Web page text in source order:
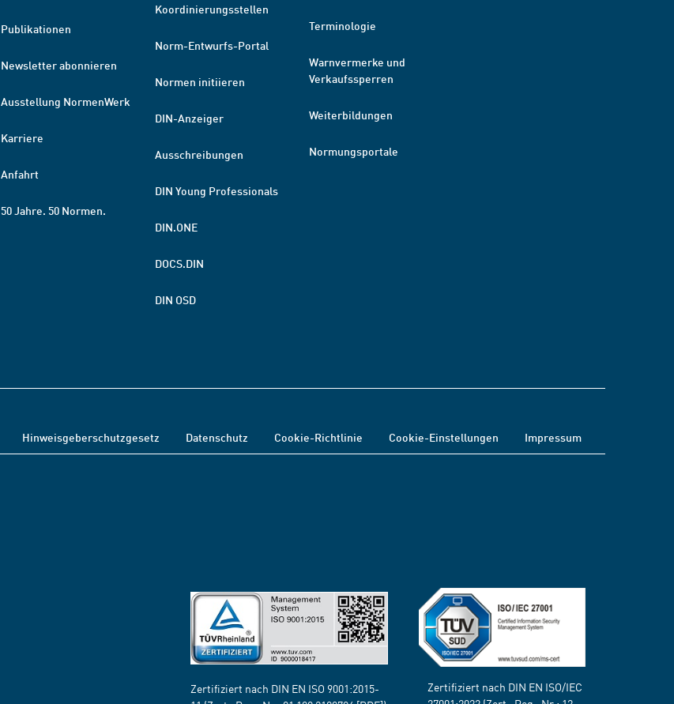
Publikationen
Newsletter abonnieren
Ausstellung NormenWerk
Karriere
Anfahrt
50 Jahre. 50 Normen.
Koordinierungsstellen
Norm-Entwurfs-Portal
Normen initiieren
DIN-Anzeiger
Ausschreibungen
DIN Young Professionals
DIN.ONE
DOCS.DIN
DIN OSD
Terminologie
Warnvermerke und
Verkaufssperren
Weiterbildungen
Normungsportale
Hinweisgeberschutzgesetz Datenschutz Cookie-Richtlinie Cookie-Einstellungen Impressum
Zertifiziert nach DIN EN ISO 9001:2015-
Zertifiziert nach DIN EN ISO/IEC